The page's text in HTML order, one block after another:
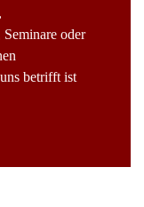
oder
betrifft ist